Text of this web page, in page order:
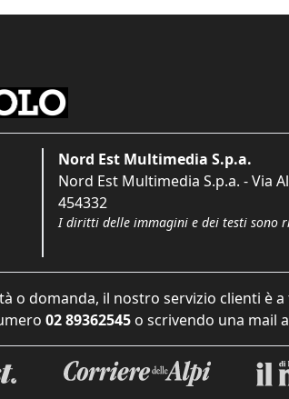
Nord Est Multimedia S.p.a.
Nord Est Multimedia S.p.a. - Via
454332
I diritti delle immagini e dei testi sono
o domanda, il nostro servizio clienti è
02 89362545 o scrivendo una mail a